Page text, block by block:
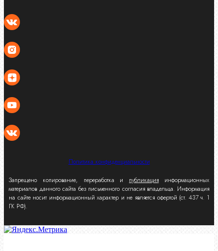
Политика конфиденциальности
Запрещено копирование, переработка и публикация информационных
материалов данного сайта без письменного согласия владельца. Информация
на сайте носит информационный характер и не является офертой (ст. 437 ч. 1
ГК РФ).